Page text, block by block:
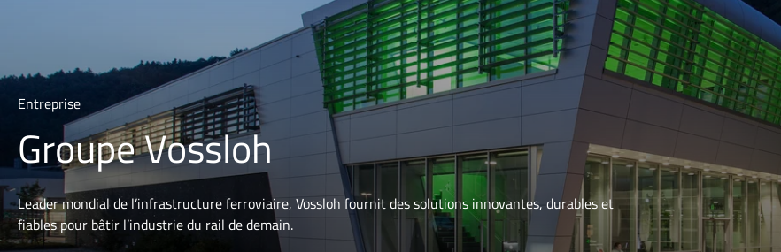
Entreprise
Groupe Vossloh
Leader mondial de l’infrastructure ferroviaire, Vossloh fournit des solutions innovantes, durables et
fiables pour bâtir l’industrie du rail de demain.